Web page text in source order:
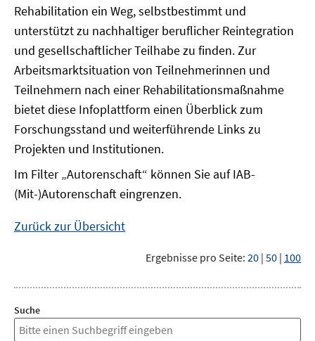
Rehabilitation ein Weg, selbstbestimmt und
unterstützt zu nachhaltiger beruflicher Reintegration
und gesellschaftlicher Teilhabe zu finden. Zur
Arbeitsmarktsituation von Teilnehmerinnen und
Teilnehmern nach einer Rehabilitationsmaßnahme
bietet diese Infoplattform einen Überblick zum
Forschungsstand und weiterführende Links zu
Projekten und Institutionen.
Im Filter „Autorenschaft“ können Sie auf IAB-
(Mit-)Autorenschaft eingrenzen.
Zurück zur Übersicht
Ergebnisse pro Seite: 20 | 50 | 100
Suche